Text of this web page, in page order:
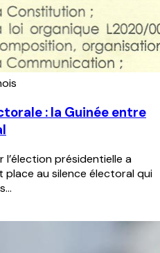
: la Guinée entre
présidentielle a
place au silence électoral qui